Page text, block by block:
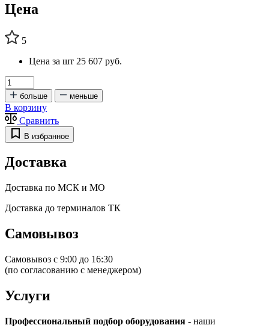
Цена
5
Цена за шт 25 607 руб.
больше меньше
В корзину
Сравнить
В избранное
Доставка
Доставка по МСК и МО
Доставка до терминалов ТК
Самовывоз
Самовывоз с 9:00 до 16:30
(по согласованию с менеджером)
Услуги
Профессиональный подбор оборудования - наши